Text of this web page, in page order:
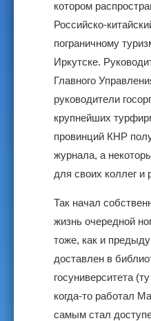
котором
Российско-
пограничному
Иркутске.
Главного
руководители
крупнейших
провинций КНР
журнала, а
для своих коллег и
Так начал
жизнь очередной
тоже, как и
доставлен в
госуниверситета
когда-то работал
самым стал